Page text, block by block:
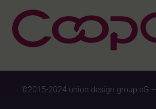
©2015-2024 union design group eG –